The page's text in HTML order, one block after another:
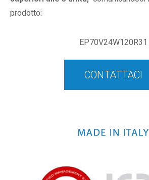
prodotto:
EP70V24W120R31
CONTATTACI